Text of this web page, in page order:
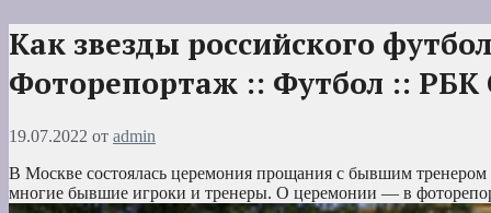
Как звезды российского
Фоторепортаж :: Футбол :: РБК
19.07.2022 от admin
В Москве состоялась церемония прощания с бывшим
многие бывшие игроки и тренеры. О церемонии — в